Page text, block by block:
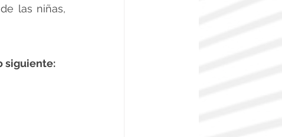
las niñas,
siguiente: